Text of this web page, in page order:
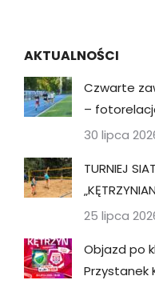
AKTUALNOŚCI
Czwarte
–
30 lipca
TURNIEJ
25 lipca
Objazd po
Przystanek